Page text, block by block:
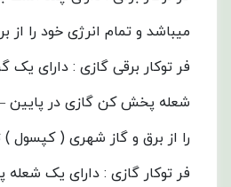
میباشد و تمام انرژی خود را از
فر توکار برقی گازی : دارای یک
شعله پخش کن گازی در پایین –
را از برق و گاز شهری ( کپسول )
فر توکار گازی : دارای یک